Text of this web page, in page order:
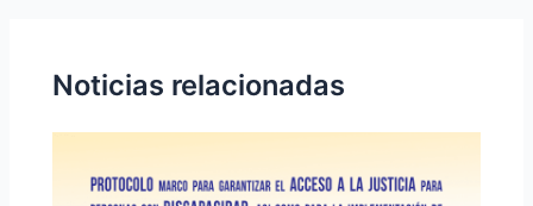
Noticias relacionadas